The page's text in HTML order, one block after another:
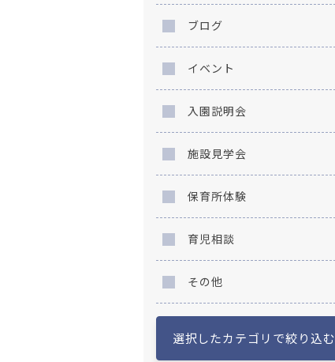
ブログ
イベント
入園説明会
施設見学会
保育所体験
育児相談
その他
選択したカテゴリで絞り込む